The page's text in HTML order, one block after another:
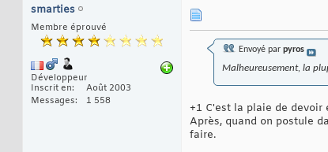
smarties
Membre éprouvé
Développeur
Inscrit en
Août 2003
Messages
1 558
Envoyé par pyros
Malheureusement, la
+1 C'est la plaie de devoir
Après, quand on postule
faire.